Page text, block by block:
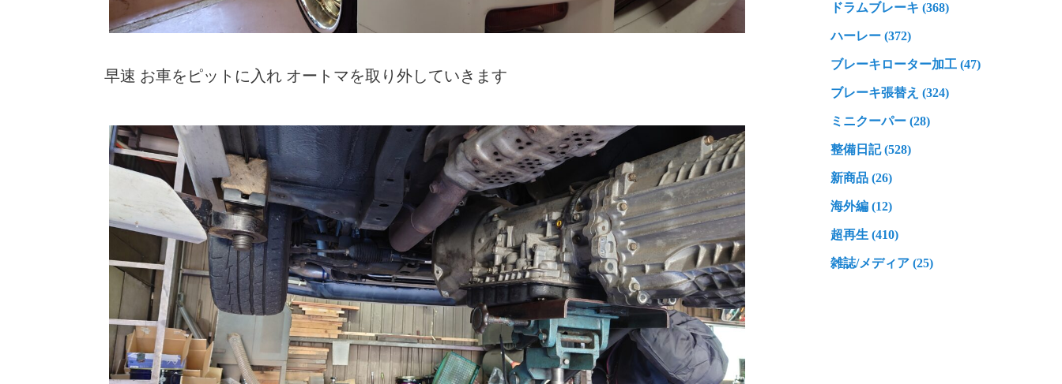
早速 お車をピットに入れ オートマを取り外していきます
ドラムブレーキ (368)
ハーレー (372)
ブレーキローター加工 (47)
ブレーキ張替え (324)
ミニクーパー (28)
整備日記 (528)
新商品 (26)
海外編 (12)
超再生 (410)
雑誌/メディア (25)